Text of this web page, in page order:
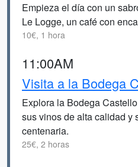
Empieza el día con un
Le Logge, un café con
10€, 1 hora
11:00AM
Visita a la Bodega
Explora la Bodega
sus vinos de alta calidad y
centenaria.
25€, 2 horas